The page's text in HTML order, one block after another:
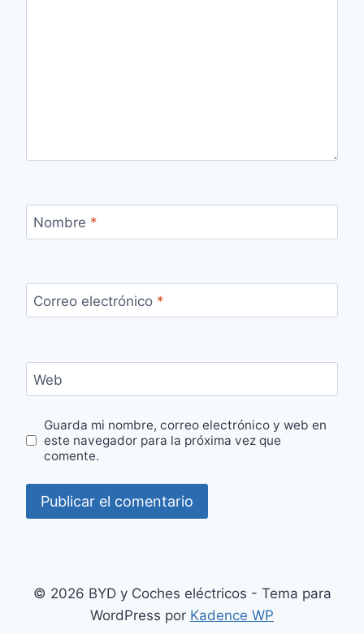
Nombre *
Correo electrónico *
Web
Guarda mi nombre, correo electrónico y web en
este navegador para la próxima vez que
comente.
© 2026 BYD y Coches eléctricos - Tema para
WordPress por Kadence WP